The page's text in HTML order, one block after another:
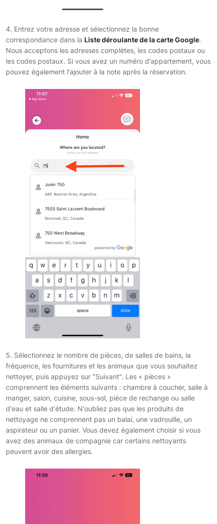
4. Entrez votre adresse et sélectionnez la bonne
correspondance dans la Liste déroulante de la carte Google.
Nous acceptons les adresses complètes, les codes postaux ou
les codes postaux. Si vous avez un numéro d'appartement, vous
pouvez également l'ajouter à la note après la réservation.
5. Sélectionnez le nombre de pièces, de salles de bains, la
fréquence, les fournitures et les animaux que vous souhaitez
nettoyer, puis appuyez sur "Suivant". Les « pièces »
comprennent les éléments suivants : chambre à coucher, salle à
manger, salon, cuisine, sous-sol, pièce de rechange ou salle
d'eau et salle d'étude. N'oubliez pas que les produits de
nettoyage ne comprennent pas un balai, une vadrouille, un
aspirateur ou un panier. Vous devez également choisir si vous
avez des animaux de compagnie car certains nettoyants
peuvent avoir des allergies.